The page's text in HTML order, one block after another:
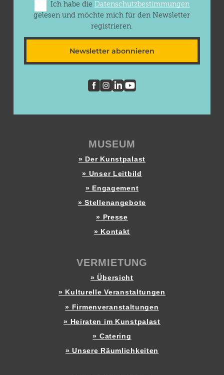
Ich habe dieDatenschutzbestimmungen
gelesen und möchte mich für den Newsletter
registrieren.
Newsletter abonnieren
MUSEUM
» Der Kunstpalast
» Unser Leitbild
» Engagement
» Stellenangebote
» Presse
» Kontakt
VERMIETUNG
» Übersicht
» Kulturelle Veranstaltungen
» Firmenveranstaltungen
» Heiraten im Kunstpalast
» Catering
» Unsere Räumlichkeiten